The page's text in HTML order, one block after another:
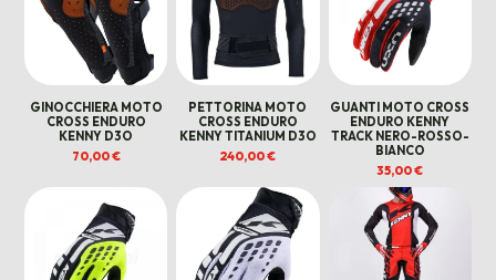
GINOCCHIERA MOTO
CROSS ENDURO
KENNY D3O
70,00€
PETTORINA MOTO
CROSS ENDURO
KENNY TITANIUM D3O
240,00€
GUANTI MOTO CROSS
ENDURO KENNY
TRACK NERO-ROSSO-
BIANCO
35,00€